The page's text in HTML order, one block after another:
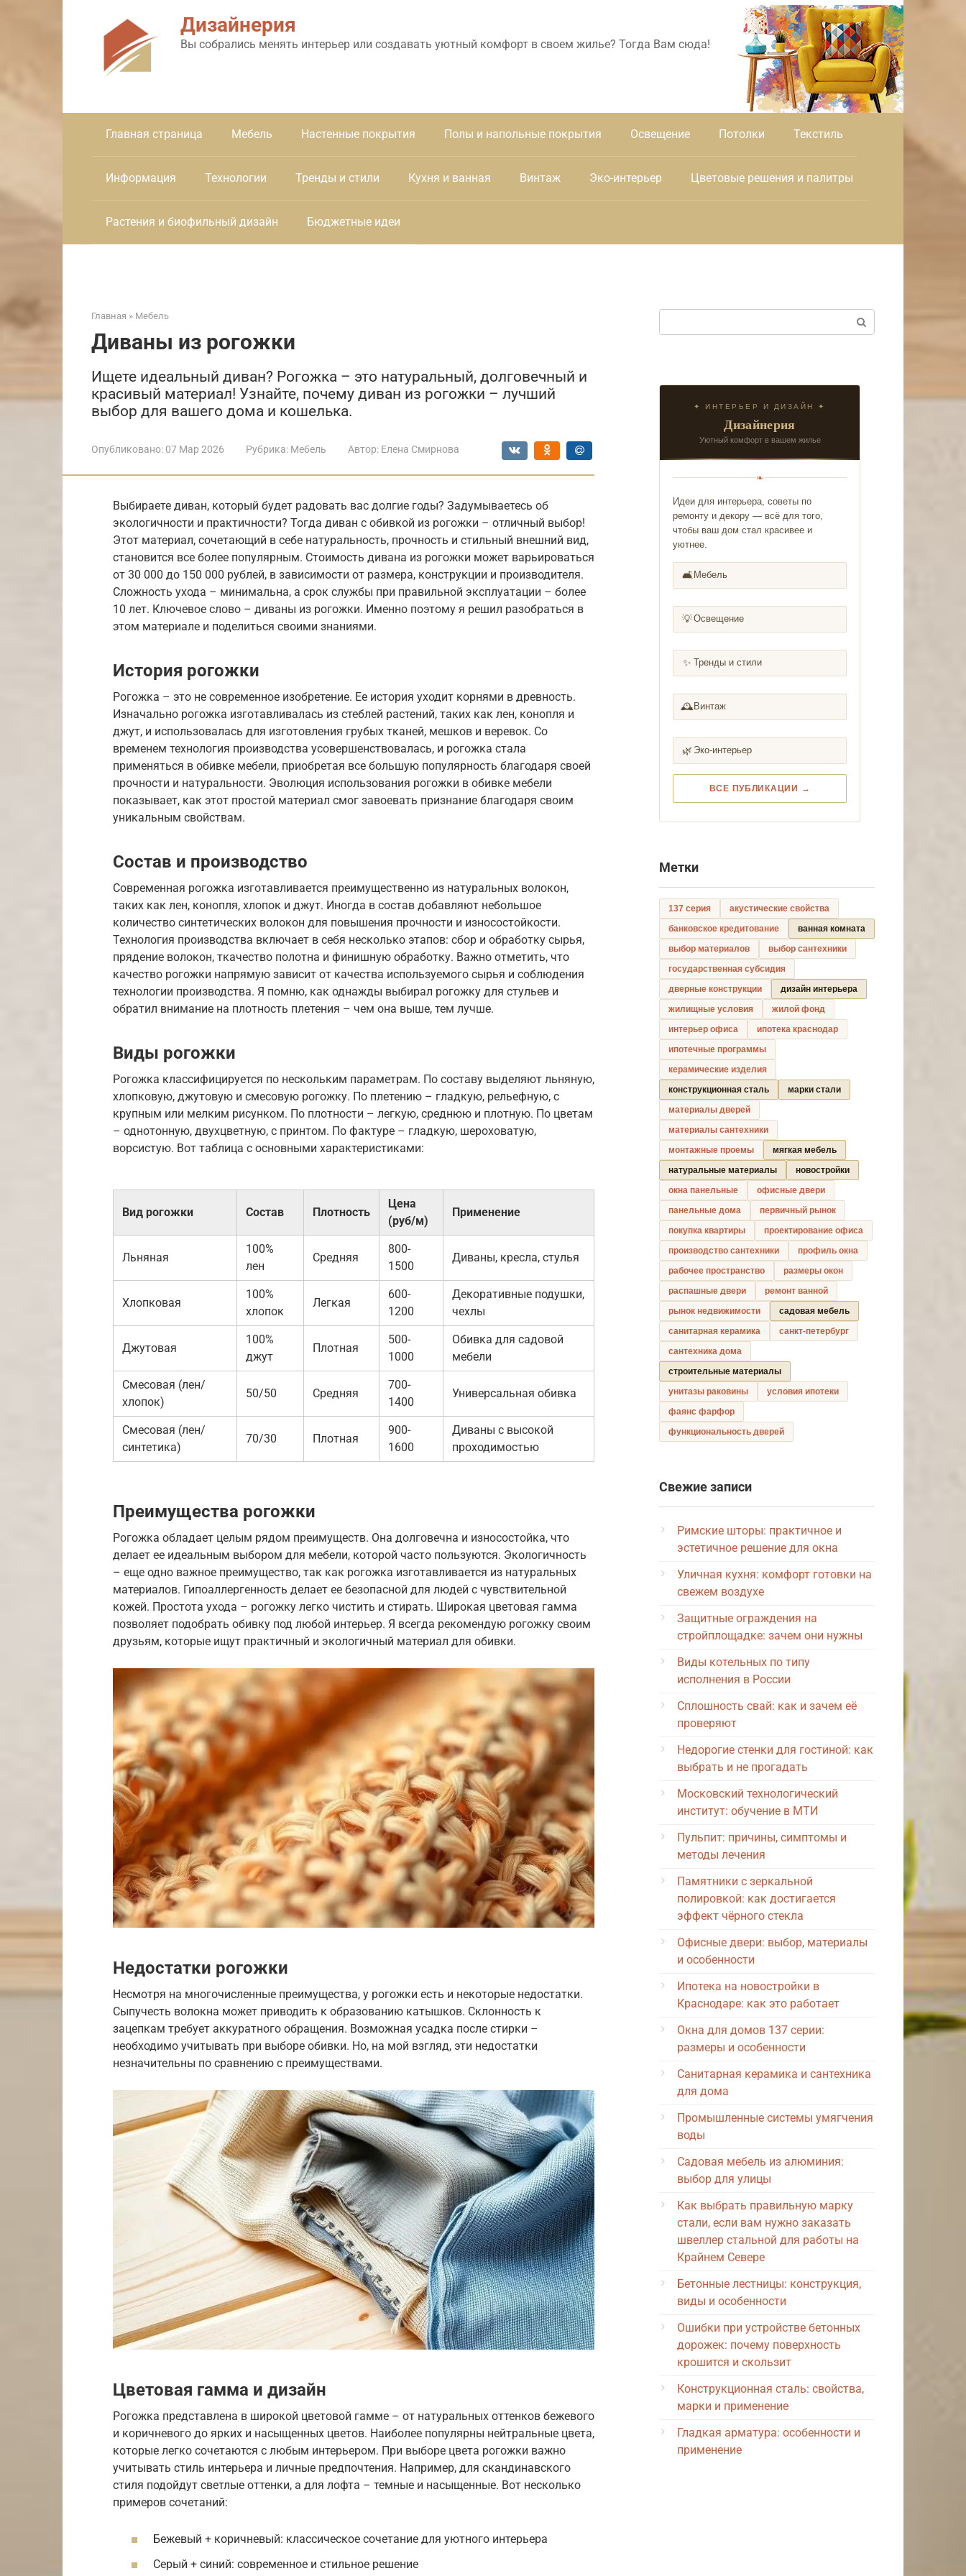
Дизайнерия
Вы собрались менять интерьер или создавать уютный комфорт в своем жилье? Тогда Вам сюда!
Главная страница Мебель Настенные покрытия Полы и напольные покрытия Освещение Потолки Текстиль
Информация Технологии Тренды и стили Кухня и ванная Винтаж Эко-интерьер Цветовые решения и палитры
Растения и биофильный дизайн Бюджетные идеи
Главная » Мебель
Диваны из рогожки
Ищете идеальный диван? Рогожка – это натуральный, долговечный и
красивый материал! Узнайте, почему диван из рогожки – лучший
выбор для вашего дома и кошелька.
Опубликовано: 07 Мар 2026 Рубрика: Мебель Автор: Елена Смирнова
Выбираете диван, который будет радовать вас долгие годы? Задумываетесь об
экологичности и практичности? Тогда диван с обивкой из рогожки – отличный выбор!
Этот материал, сочетающий в себе натуральность, прочность и стильный внешний вид,
становится все более популярным. Стоимость дивана из рогожки может варьироваться
от 30 000 до 150 000 рублей, в зависимости от размера, конструкции и производителя.
Сложность ухода – минимальна, а срок службы при правильной эксплуатации – более
10 лет. Ключевое слово – диваны из рогожки. Именно поэтому я решил разобраться в
этом материале и поделиться своими знаниями.
История рогожки
Рогожка – это не современное изобретение. Ее история уходит корнями в древность.
Изначально рогожка изготавливалась из стеблей растений, таких как лен, конопля и
джут, и использовалась для изготовления грубых тканей, мешков и веревок. Со
временем технология производства усовершенствовалась, и рогожка стала
применяться в обивке мебели, приобретая все большую популярность благодаря своей
прочности и натуральности. Эволюция использования рогожки в обивке мебели
показывает, как этот простой материал смог завоевать признание благодаря своим
уникальным свойствам.
Состав и производство
Современная рогожка изготавливается преимущественно из натуральных волокон,
таких как лен, конопля, хлопок и джут. Иногда в состав добавляют небольшое
количество синтетических волокон для повышения прочности и износостойкости.
Технология производства включает в себя несколько этапов: сбор и обработку сырья,
прядение волокон, ткачество полотна и финишную обработку. Важно отметить, что
качество рогожки напрямую зависит от качества используемого сырья и соблюдения
технологии производства. Я помню, как однажды выбирал рогожку для стульев и
обратил внимание на плотность плетения – чем она выше, тем лучше.
Виды рогожки
Рогожка классифицируется по нескольким параметрам. По составу выделяют льняную,
хлопковую, джутовую и смесовую рогожку. По плетению – гладкую, рельефную, с
крупным или мелким рисунком. По плотности – легкую, среднюю и плотную. По цветам
– однотонную, двухцветную, с принтом. По фактуре – гладкую, шероховатую,
ворсистую. Вот таблица с основными характеристиками:
Вид рогожки Состав Плотность
Цена
(руб/м)
Применение
Льняная
100%
лен
Средняя
800-
1500
Диваны, кресла, стулья
Хлопковая
100%
хлопок
Легкая
600-
1200
Декоративные подушки,
чехлы
Джутовая
100%
джут
Плотная
500-
1000
Обивка для садовой
мебели
Смесовая (лен/
хлопок)
50/50 Средняя
700-
1400
Универсальная обивка
Смесовая (лен/
синтетика)
70/30 Плотная
900-
1600
Диваны с высокой
проходимостью
Преимущества рогожки
Рогожка обладает целым рядом преимуществ. Она долговечна и износостойка, что
делает ее идеальным выбором для мебели, которой часто пользуются. Экологичность
– еще одно важное преимущество, так как рогожка изготавливается из натуральных
материалов. Гипоаллергенность делает ее безопасной для людей с чувствительной
кожей. Простота ухода – рогожку легко чистить и стирать. Широкая цветовая гамма
позволяет подобрать обивку под любой интерьер. Я всегда рекомендую рогожку своим
друзьям, которые ищут практичный и экологичный материал для обивки.
Недостатки рогожки
Несмотря на многочисленные преимущества, у рогожки есть и некоторые недостатки.
Сыпучесть волокна может приводить к образованию катышков. Склонность к
зацепкам требует аккуратного обращения. Возможная усадка после стирки –
необходимо учитывать при выборе обивки. Но, на мой взгляд, эти недостатки
незначительны по сравнению с преимуществами.
Цветовая гамма и дизайн
Рогожка представлена в широкой цветовой гамме – от натуральных оттенков бежевого
и коричневого до ярких и насыщенных цветов. Наиболее популярны нейтральные цвета,
которые легко сочетаются с любым интерьером. При выборе цвета рогожки важно
учитывать стиль интерьера и личные предпочтения. Например, для скандинавского
стиля подойдут светлые оттенки, а для лофта – темные и насыщенные. Вот несколько
примеров сочетаний:
Бежевый + коричневый: классическое сочетание для уютного интерьера
Серый + синий: современное и стильное решение
✦ ИНТЕРЬЕР И ДИЗАЙН ✦
Дизайнерия
Уютный комфорт в вашем жилье
❧
Идеи для интерьера, советы по
ремонту и декору — всё для того,
чтобы ваш дом стал красивее и
уютнее.
🛋️ Мебель
💡Освещение
✨ Тренды и стили
🕰️ Винтаж
🌿 Эко-интерьер
ВСЕ ПУБЛИКАЦИИ →
Метки
137 серия
акустические свойства
банковское кредитование
ванная комната
выбор материалов
выбор сантехники
государственная субсидия
дверные конструкции
дизайн интерьера
жилищные условия
жилой фонд
интерьер офиса
ипотека краснодар
ипотечные программы
керамические изделия
конструкционная сталь
марки стали
материалы дверей
материалы сантехники
монтажные проемы
мягкая мебель
натуральные материалы
новостройки
окна панельные
офисные двери
панельные дома
первичный рынок
покупка квартиры
проектирование офиса
производство сантехники
профиль окна
рабочее пространство
размеры окон
распашные двери
ремонт ванной
рынок недвижимости
садовая мебель
санитарная керамика
санкт-петербург
сантехника дома
строительные материалы
унитазы раковины
условия ипотеки
фаянс фарфор
функциональность дверей
Свежие записи
Римские шторы: практичное и
эстетичное решение для окна
Уличная кухня: комфорт готовки на
свежем воздухе
Защитные ограждения на
стройплощадке: зачем они нужны
Виды котельных по типу
исполнения в России
Сплошность свай: как и зачем её
проверяют
Недорогие стенки для гостиной: как
выбрать и не прогадать
Московский технологический
институт: обучение в МТИ
Пульпит: причины, симптомы и
методы лечения
Памятники с зеркальной
полировкой: как достигается
эффект чёрного стекла
Офисные двери: выбор, материалы
и особенности
Ипотека на новостройки в
Краснодаре: как это работает
Окна для домов 137 серии:
размеры и особенности
Санитарная керамика и сантехника
для дома
Промышленные системы умягчения
воды
Садовая мебель из алюминия:
выбор для улицы
Как выбрать правильную марку
стали, если вам нужно заказать
швеллер стальной для работы на
Крайнем Севере
Бетонные лестницы: конструкция,
виды и особенности
Ошибки при устройстве бетонных
дорожек: почему поверхность
крошится и скользит
Конструкционная сталь: свойства,
марки и применение
Гладкая арматура: особенности и
применение